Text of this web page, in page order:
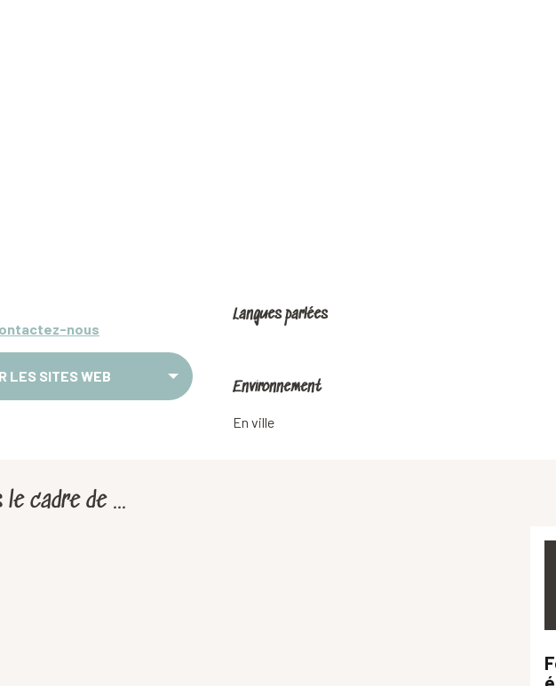
nous
LES SITES WEB
Langues parlées
Langues parlées
Environnement
Environnement
En ville
cadre de ...